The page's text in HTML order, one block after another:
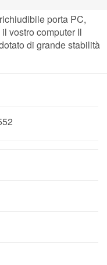
porta PC,
vostro computer Il
di grande stabilità